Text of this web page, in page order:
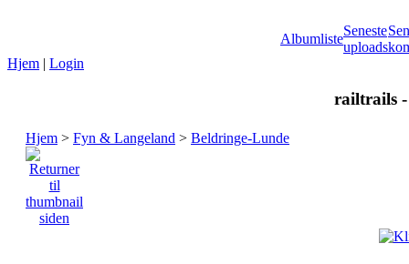
Albumliste
Seneste
uploads
Hjem | Login
railtrails
Hjem > Fyn & Langeland > Beldringe-Lunde